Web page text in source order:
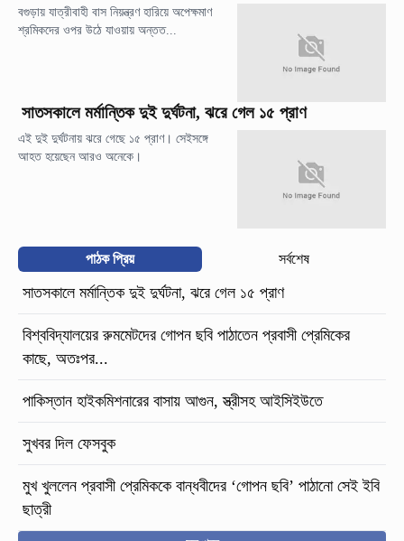
বগুড়ায় যাত্রীবাহী বাস নিয়ন্ত্রণ হারিয়ে অপেক্ষমাণ
শ্রমিকদের ওপর উঠে যাওয়ায় অন্তত...
সাতসকালে মর্মান্তিক দুই দুর্ঘটনা, ঝরে গেল ১৫ প্রাণ
এই দুই দুর্ঘটনায় ঝরে গেছে ১৫ প্রাণ। সেইসঙ্গে
আহত হয়েছেন আরও অনেকে।
পাঠক প্রিয় সর্বশেষ
সাতসকালে মর্মান্তিক দুই দুর্ঘটনা, ঝরে গেল ১৫ প্রাণ
বিশ্ববিদ্যালয়ের রুমমেটদের গোপন ছবি পাঠাতেন প্রবাসী প্রেমিকের
কাছে, অতঃপর...
পাকিস্তান হাইকমিশনারের বাসায় আগুন, স্ত্রীসহ আইসিইউতে
সুখবর দিল ফেসবুক
মুখ খুললেন প্রবাসী প্রেমিককে বান্ধবীদের ‘গোপন ছবি’ পাঠানো সেই ইবি
ছাত্রী